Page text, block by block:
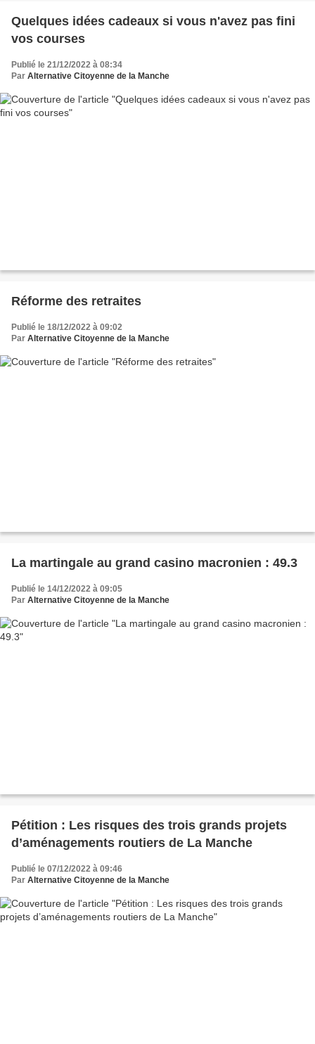
Quelques idées cadeaux si vous n'avez pas fini
vos courses
Publié le 21/12/2022 à 08:34
Par Alternative Citoyenne de la Manche
Réforme des retraites
Publié le 18/12/2022 à 09:02
Par Alternative Citoyenne de la Manche
La martingale au grand casino macronien : 49.3
Publié le 14/12/2022 à 09:05
Par Alternative Citoyenne de la Manche
Pétition : Les risques des trois grands projets
d’aménagements routiers de La Manche
Publié le 07/12/2022 à 09:46
Par Alternative Citoyenne de la Manche